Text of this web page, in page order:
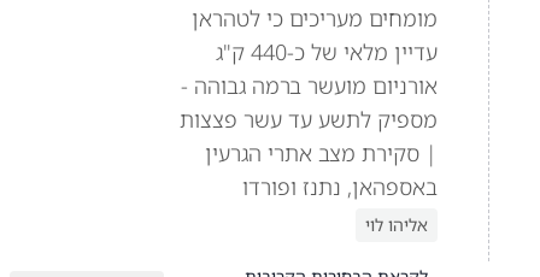
מומחים מעריכים כי לטהראן
עדיין מלאי של כ-440 ק"ג
אורניום מועשר ברמה גבוהה -
מספיק לתשע עד עשר פצצות
| סקירת מצב אתרי הגרעין
באספהאן, נתנז ופורדו
אליהו לוי